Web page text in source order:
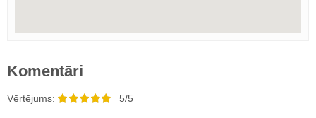
Komentāri
Vērtējums: 5/5